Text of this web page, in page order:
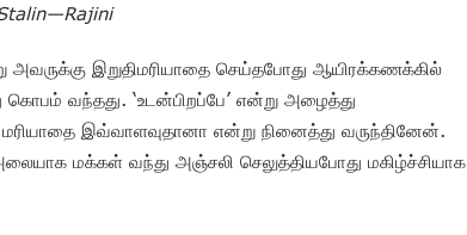
இறுதிமரியாதை செய்தபோது ஆயிரக்கணக்கில்
வந்தது. ‘உடன்பிறப்பே’ என்று அழைத்து
இவ்வாளவுதானா என்று நினைத்து வருந்தினேன்.
மக்கள் வந்து அஞ்சலி செலுத்தியபோது மகிழ்ச்சியாக